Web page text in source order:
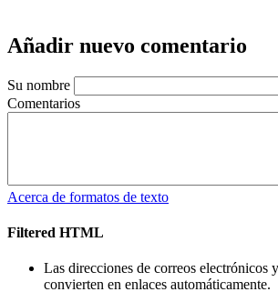
Añadir nuevo comentario
Su nombre
Comentarios
Acerca de formatos de texto
Filtered HTML
Las direcciones de correos electrónicos
convierten en enlaces automáticamente.